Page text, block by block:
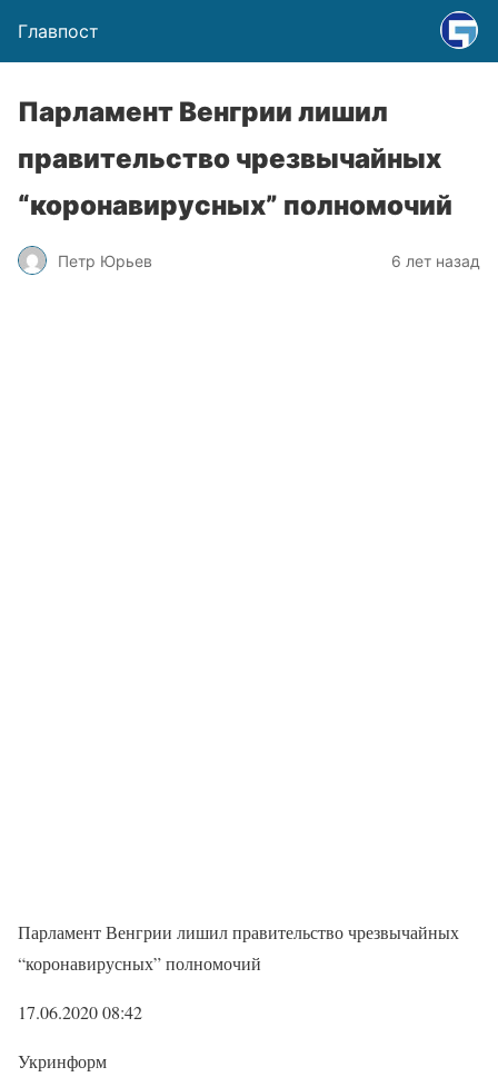
Главпост
Парламент Венгрии лишил
правительство чрезвычайных
“коронавирусных” полномочий
Петр Юрьев 6 лет назад
Парламент Венгрии лишил правительство чрезвычайных
“коронавирусных” полномочий
17.06.2020 08:42
Укринформ